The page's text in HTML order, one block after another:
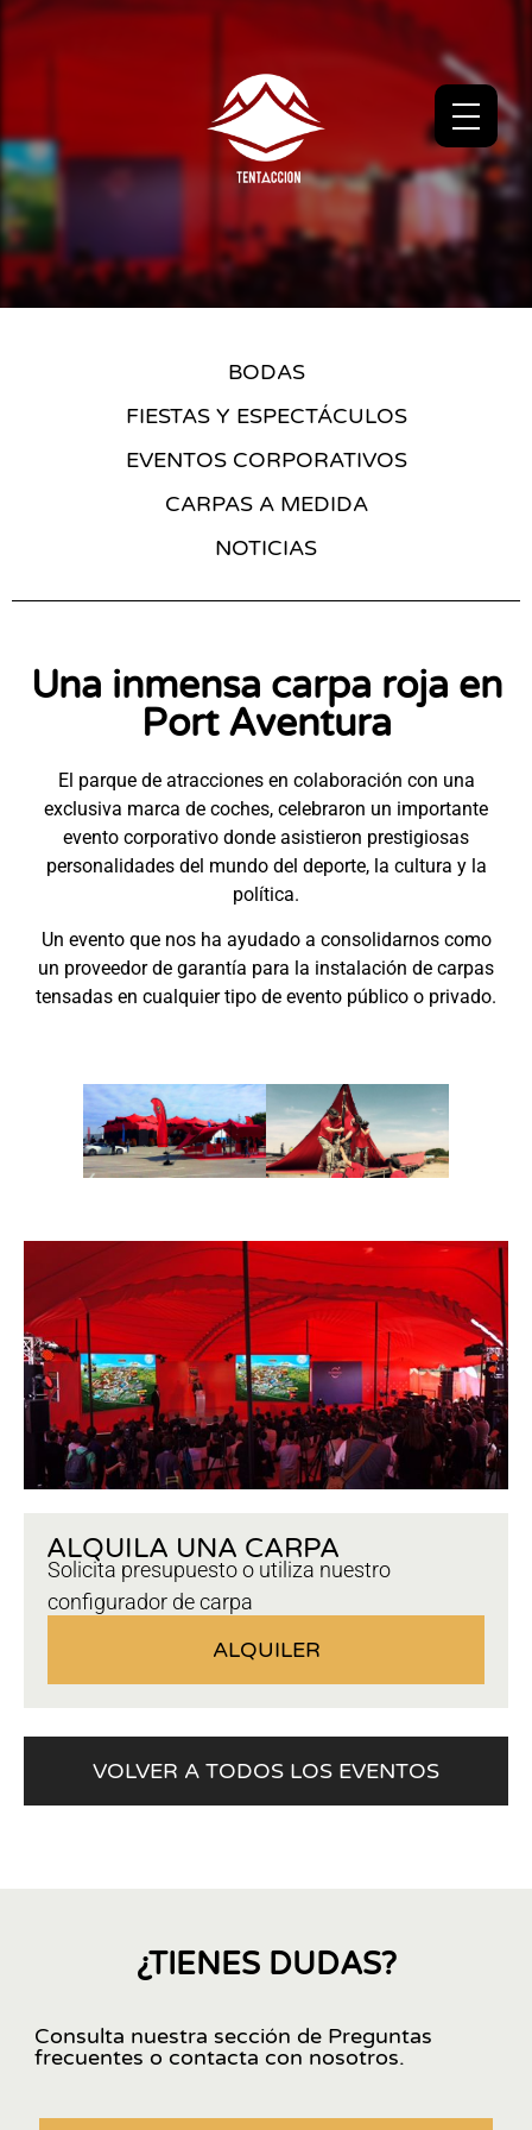
BODAS
FIESTAS Y ESPECTÁCULOS
EVENTOS CORPORATIVOS
CARPAS A MEDIDA
NOTICIAS
Una inmensa carpa roja en
Port Aventura
El parque de atracciones en colaboración con una
exclusiva marca de coches, celebraron un importante
evento corporativo donde asistieron prestigiosas
personalidades del mundo del deporte, la cultura y la
política.
Un evento que nos ha ayudado a consolidarnos como
un proveedor de garantía para la instalación de carpas
tensadas en cualquier tipo de evento público o privado.
ALQUILA UNA CARPA
Solicita presupuesto o utiliza nuestro
configurador de carpa
ALQUILER
VOLVER A TODOS LOS EVENTOS
¿TIENES DUDAS?
Consulta nuestra sección de Preguntas
frecuentes o contacta con nosotros.